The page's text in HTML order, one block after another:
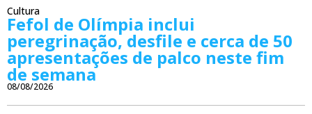
Cultura
Fefol de Olímpia inclui
peregrinação, desfile e cerca de 50
apresentações de palco neste fim
de semana
08/08/2026